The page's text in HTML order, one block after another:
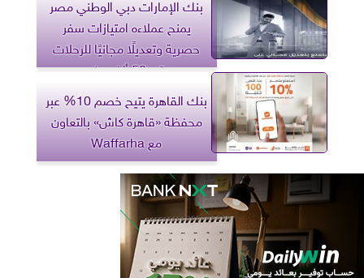
بنك الإمارات دبي الوطني مصر
يمنح عملاءه امتيازات سفر
حصرية وتعديلًا مجانيًا للرحلات
حتى 50 ألف جنيه
بنك القاهرة يتيح خصم 10% عبر
محفظة «قاهرة كاش» بالتعاون
مع Waffarha